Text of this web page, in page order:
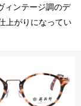
ィンテージ調のデ
上がりになってい